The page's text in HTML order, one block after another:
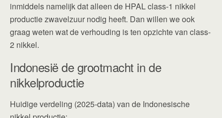
inmiddels namelijk dat alleen de HPAL class-1 nikkel
productie zwavelzuur nodig heeft. Dan willen we ook
graag weten wat de verhouding is ten opzichte van class-
2 nikkel.
Indonesië de grootmacht in de
nikkelproductie
Huidige verdeling (2025-data) van de Indonesische